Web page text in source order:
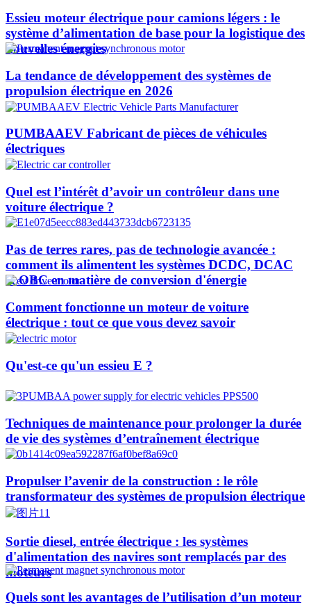
Essieu moteur électrique pour camions légers : le
système d’alimentation de base pour la logistique des
nouvelles énergies
La tendance de développement des systèmes de
propulsion électrique en 2026
PUMBAAEV Fabricant de pièces de véhicules
électriques
Quel est l’intérêt d’avoir un contrôleur dans une
voiture électrique ?
Pas de terres rares, pas de technologie avancée :
comment ils alimentent les systèmes DCDC, DCAC
et OBC en matière de conversion d'énergie
Comment fonctionne un moteur de voiture
électrique : tout ce que vous devez savoir
Qu'est-ce qu'un essieu E ?
Techniques de maintenance pour prolonger la durée
de vie des systèmes d’entraînement électrique
Propulser l’avenir de la construction : le rôle
transformateur des systèmes de propulsion électrique
Sortie diesel, entrée électrique : les systèmes
d'alimentation des navires sont remplacés par des
moteurs
Quels sont les avantages de l’utilisation d’un moteur